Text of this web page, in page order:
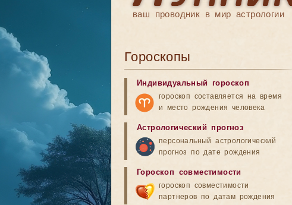
ваш проводник в мир астрологии
Гороскопы
Индивидуальный гороскоп
гороскоп составляется на время
и место рождения человека
Астрологический прогноз
персональный астрологический
прогноз по дате рождения
Гороскоп совместимости
гороскоп совместимости
партнеров по датам рождения